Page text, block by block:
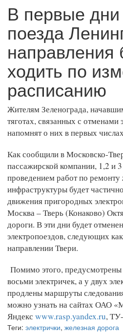
В первые
поезда
направления
ходить по
расписанию
Жителям Зеленограда,
тяготах, связанных с отменами
напомнят о них в первых
Как сообщили в Московско-
пассажирской компании, 1,2 и 3
проведением работ по
инфраструктуры будет
движения пригородных
Москва – Тверь (Конаково)
дороги. В эти дни будет
электропоездов, следующих
направлении Твери.
Помимо этого,
восьми электричек, а у двух
продлены маршруты
можно узнать на сайтах ОАО
Яндекс www.rasp.yandex.ru,
Теги: электрички, железная дорога